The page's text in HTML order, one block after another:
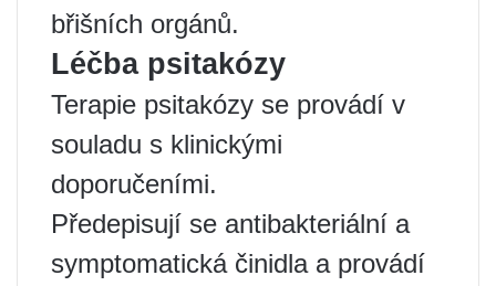
břišních orgánů.
Léčba psitakózy
Terapie psitakózy se provádí v
souladu s klinickými
doporučeními.
Předepisují se antibakteriální a
symptomatická činidla a provádí